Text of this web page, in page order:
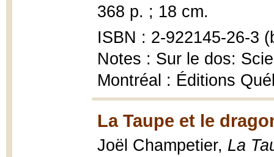
368 p. ; 18 cm.
ISBN : 2-922145-26-3
Notes : Sur le dos:
Montréal : Éditions
La Taupe et le
Joël Champetier, La